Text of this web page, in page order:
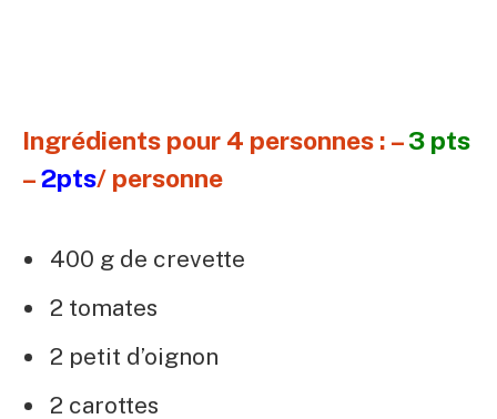
Ingrédients pour 4 personnes : –3 pts
–2pts/ personne
400 g de crevette
2 tomates
2 petit d’oignon
2 carottes